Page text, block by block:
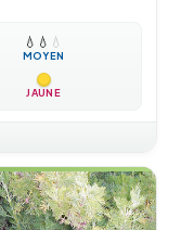
💧 💧 💧
MOYEN
JAUNE